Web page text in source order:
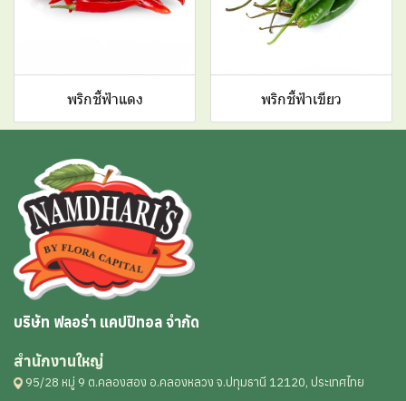
พริกชี้ฟ้าแดง พริกชี้ฟ้าเขียว
บริษัท ฟลอร่า แคปปิทอล จำกัด
สำนักงานใหญ่
95/28 หมู่ 9 ต.คลองสอง อ.คลองหลวง จ.ปทุมธานี 12120, ประเทศไทย